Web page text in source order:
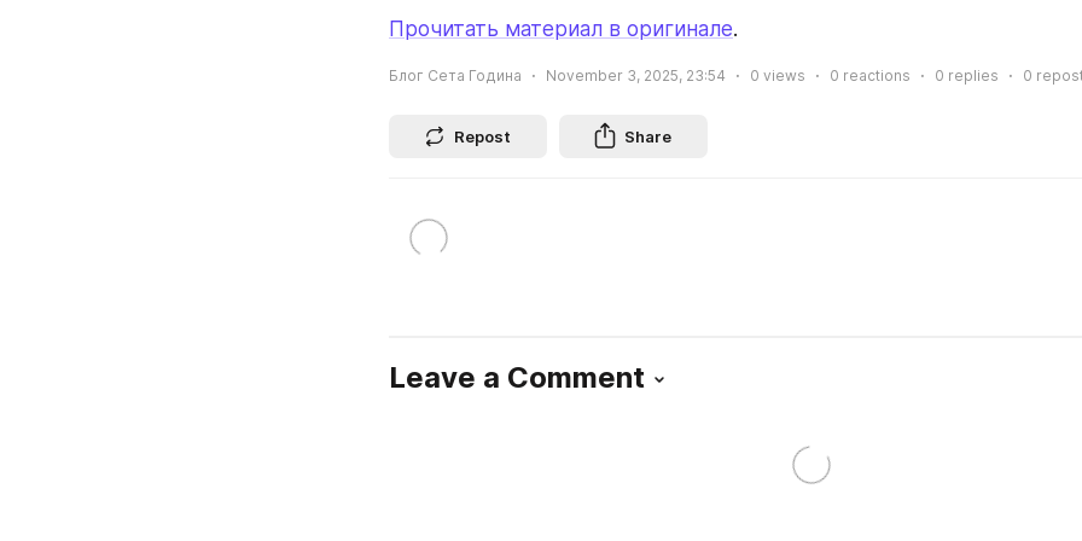
Прочитать материал в оригинале.
Блог Сета Година November 3, 2025, 23:54 0 views 0 reactions 0 replies 0
Repost Share
Leave a Comment